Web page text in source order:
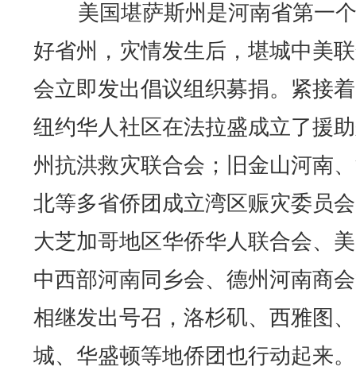
美国堪萨斯州是河南省第一
好省州，灾情发生后，堪城中美
会立即发出倡议组织募捐。紧接
纽约华人社区在法拉盛成立了援
州抗洪救灾联合会；旧金山河南
北等多省侨团成立湾区赈灾委员
大芝加哥地区华侨华人联合会、
中西部河南同乡会、德州河南商
相继发出号召，洛杉矶、西雅图
城、华盛顿等地侨团也行动起来